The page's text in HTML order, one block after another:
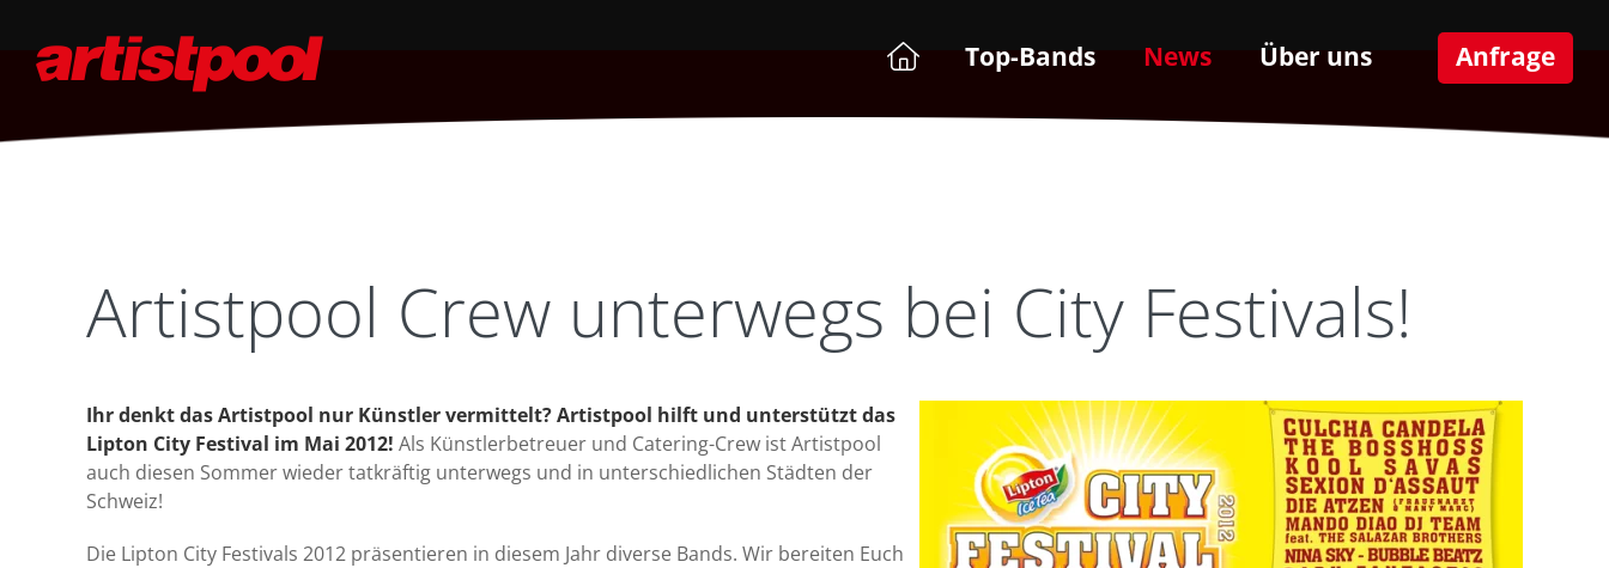
Top-Bands News Über uns Anfrage
Artistpool Crew unterwegs bei City Festivals!
Ihr denkt das Artistpool nur Künstler vermittelt?Artistpool hilft und unterstützt das
Lipton City Festival im Mai 2012! Als Künstlerbetreuer und Catering-Crew ist Artistpool
auch diesen Sommer wieder tatkräftig unterwegs und in unterschiedlichen Städten der
Schweiz!
Die Lipton City Festivals 2012 präsentieren in diesem Jahr diverse Bands. Wir bereiten Euch